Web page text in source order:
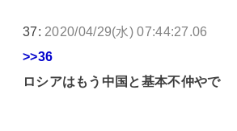
37: 2020/04/29(水) 07:44:27.06
>>36
ロシアはもう中国と基本不仲やで